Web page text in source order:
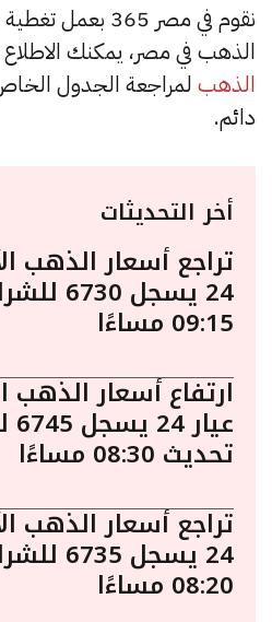
نقوم في مصر 365
الذهب في مصر، يمكنك
الذهب لمراجعة الجدول
دائم.
أخر التحديثات
تراجع أسعار الذهب
24
09:15 مساءًا
ارتفاع أسعار
تحديث 08:30 مساءًا
تراجع أسعار الذهب
24
08:20 مساءًا